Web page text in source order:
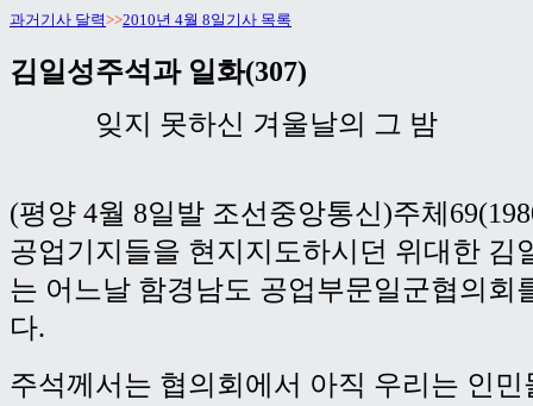
과거기사 달력>>2010년 4월 8일기사 목록
김일성주석과 일화(307)
잊지 못하신 겨울날의 그 밤
(평양 4월 8일발 조선중앙통신)주체
공업기지들을 현지지도하시던 위대한 김
는 어느날 함경남도 공업부문일군협의회
다.
주석께서는 협의회에서 아직 우리는 인